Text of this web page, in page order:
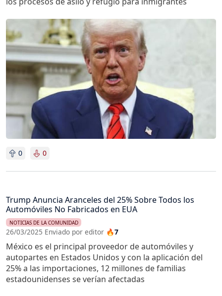
Imagen
0 0
Trump Anuncia Aranceles del 25% Sobre Todos los
Automóviles No Fabricados en EUA
NOTICIAS DE LA COMUNIDAD
26/03/2025 Enviado por editor 🔥7
México es el principal proveedor de automóviles y
autopartes en Estados Unidos y con la aplicación del
25% a las importaciones, 12 millones de familias
estadounidenses se verían afectadas